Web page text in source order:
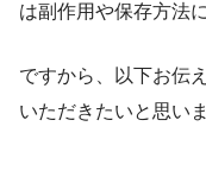
は副作用や保存方法
ですから、以下お伝
いただきたいと思いま